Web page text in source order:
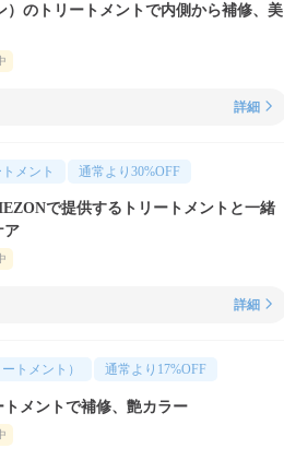
）のトリートメントで内側から補修、美
詳細
メント 通常より 30%OFF
で提供するトリートメントと一緒
ア
詳細
トメント） 通常より 17%OFF
メントで補修、艶カラー